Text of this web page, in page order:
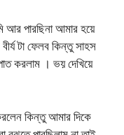
আর পারছিনা আমার হয়ে
টা ফেলব কিন্তু সাহস
করলাম । ভয় দেখিয়ে
কিন্তু আমার দিকে